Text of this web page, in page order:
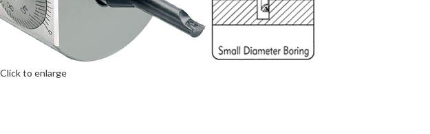
Click to enlarge